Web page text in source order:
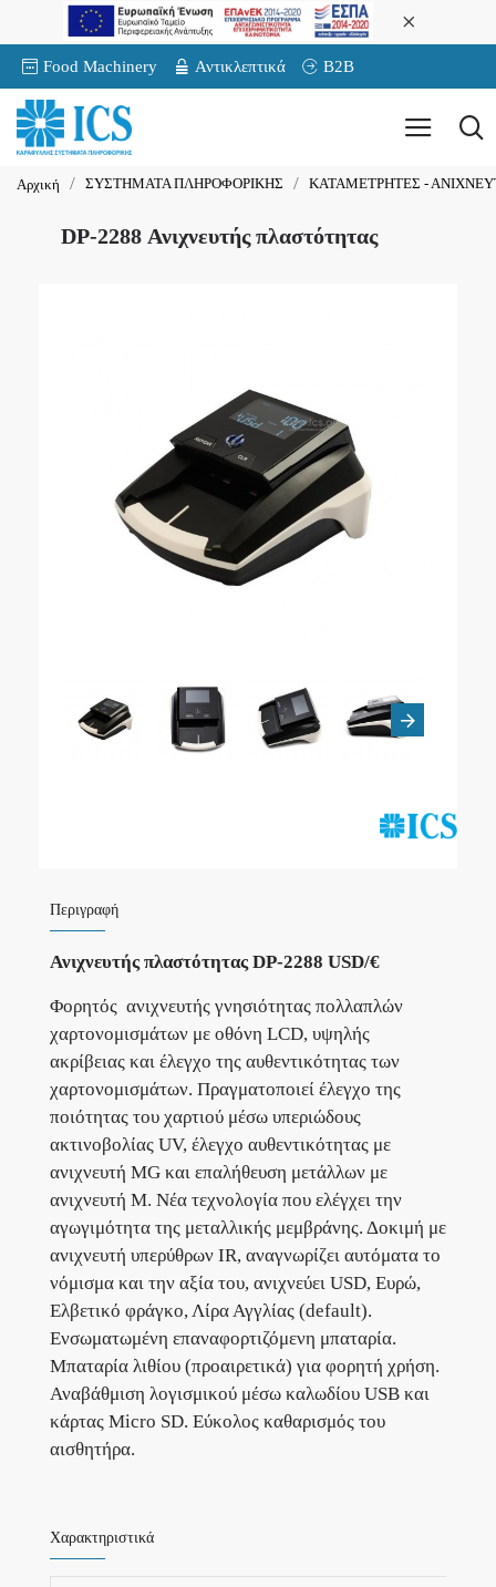
Food Machinery Αντικλεπτικά B2B
Αρχική ΣΥΣΤΗΜΑΤΑ ΠΛΗΡΟΦΟΡΙΚΗΣ ΚΑΤΑΜΕΤΡΗΤΕΣ -
DP-2288 Ανιχνευτής πλαστότητας
Περιγραφή
Ανιχνευτής πλαστότητας DP-2288 USD/€
Φορητός ανιχνευτής γνησιότητας πολλαπλών
χαρτονομισμάτων με οθόνη LCD, υψηλής
ακρίβειας και έλεγχο της αυθεντικότητας των
χαρτονομισμάτων. Πραγματοποιεί έλεγχο της
ποιότητας του χαρτιού μέσω υπεριώδους
ακτινοβολίας UV, έλεγχο αυθεντικότητας με
ανιχνευτή MG και επαλήθευση μετάλλων με
ανιχνευτή M. Νέα τεχνολογία που ελέγχει την
αγωγιμότητα της μεταλλικής μεμβράνης. Δοκιμή με
ανιχνευτή υπερύθρων IR, αναγνωρίζει αυτόματα το
νόμισμα και την αξία του, ανιχνεύει USD, Ευρώ,
Ελβετικό φράγκο, Λίρα Αγγλίας (default).
Ενσωματωμένη επαναφορτιζόμενη μπαταρία.
Μπαταρία λιθίου (προαιρετικά) για φορητή χρήση.
Αναβάθμιση λογισμικού μέσω καλωδίου USB και
κάρτας Micro SD. Εύκολος καθαρισμός του
αισθητήρα.
Χαρακτηριστικά